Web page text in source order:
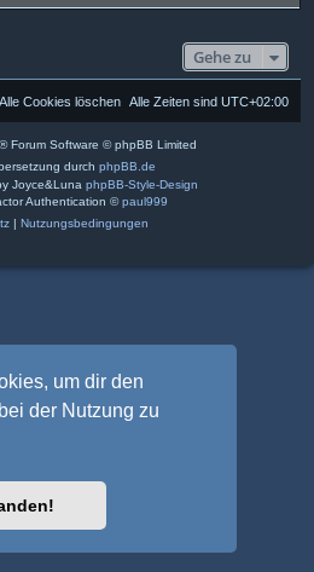
um dir den
der Nutzung zu
Gehe zu
Alle Zeiten sind UTC+02:00
Alle Cookies löschen
® Forum Software © phpBB Limited
durch phpBB.de
Joyce&Luna phpBB-Style-Design
Authentication ©paul999
| Nutzungsbedingungen